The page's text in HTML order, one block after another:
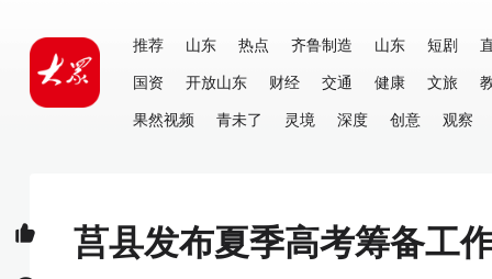
推荐 山东 热点 齐鲁制造 山东 短剧
国资
开放山东 财经 交通 健康 文旅
果然视频
青未了 灵境 深度 创意 观察
莒县发布夏季高考筹备工